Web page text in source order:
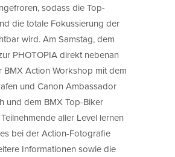
sodass die Top-
die totale Fokussierung der
wird. Am Samstag, dem
PHOTOPIA direkt nebenan
BMX Action Workshop mit dem
und Canon Ambassador
und dem BMX Top-Biker
aller Level lernen
bei der Action-Fotografie
Informationen sowie die